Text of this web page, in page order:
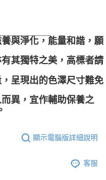
與淨化，能量和諧，願
其獨特之美，高標者請
呈現出的色澤尺寸難免
異，宜作輔助保養之
顯示電腦版詳細說明
客服